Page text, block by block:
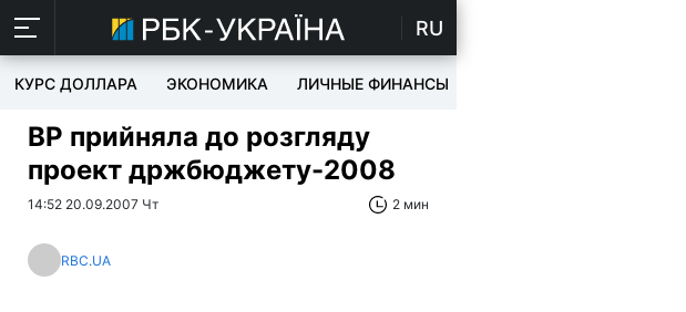
RU
КУРС ДОЛЛАРА ЭКОНОМИКА ЛИЧНЫЕ ФИНАНСЫ
ВР прийняла до розгляду
проект држбюджету-2008
14:52 20.09.2007 Чт 2 мин
RBC.UA